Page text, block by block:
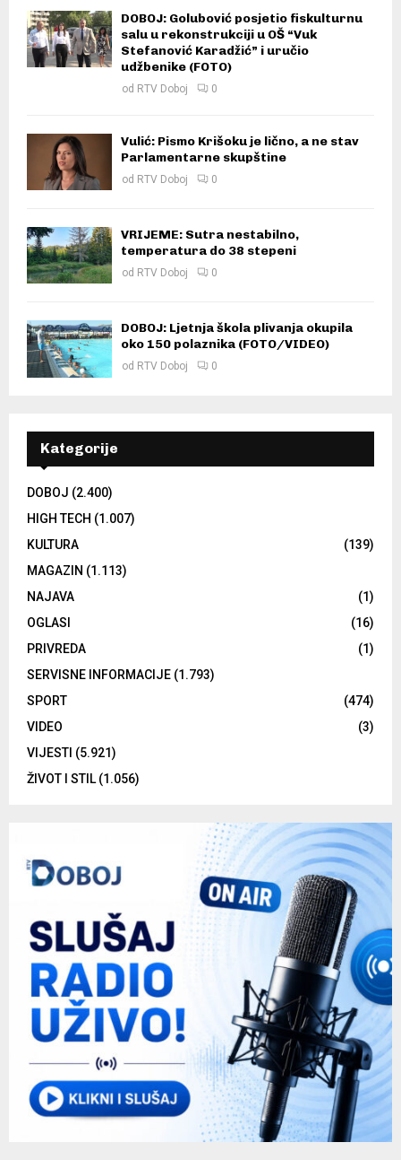
DOBOJ: Golubović posjetio fiskulturnu
salu u rekonstrukciji u OŠ “Vuk
Stefanović Karadžić” i uručio
udžbenike (FOTO)
od RTV Doboj 0
Vulić: Pismo Krišoku je lično, a ne stav
Parlamentarne skupštine
od RTV Doboj 0
VRIJEME: Sutra nestabilno,
temperatura do 38 stepeni
od RTV Doboj 0
DOBOJ: Ljetnja škola plivanja okupila
oko 150 polaznika (FOTO/VIDEO)
od RTV Doboj 0
Kategorije
DOBOJ (2.400)
HIGH TECH (1.007)
KULTURA
(139)
MAGAZIN (1.113)
NAJAVA
(1)
OGLASI
(16)
PRIVREDA
(1)
SERVISNE INFORMACIJE (1.793)
SPORT
(474)
VIDEO
(3)
VIJESTI (5.921)
ŽIVOT I STIL (1.056)